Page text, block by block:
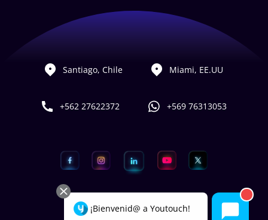
¡Bienvenid@ a Youtouch!
Santiago, Chile Miami, EE.UU
+562 27622372 +569 76313053
Hecho con por Youtouch